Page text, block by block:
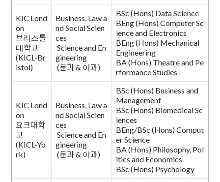
KIC Lond
on
브리스톨
대학교
(KICL-Br
istol)
Business, Law a
nd Social Scien
ces
Science and En
gineering
(문과 & 이과)
BSc (Hons) Data Science
BEng (Hons) Computer Sc
ience and Electronics
BEng (Hons) Mechanical
Engineering
BA (Hons) Theatre and Pe
rformance Studies
KIC Lond
on
요크대학
교
(KICL-Yo
rk)
Business, Law a
nd Social Scien
ces
Science and En
gineering
(문과 & 이과)
BSc (Hons) Business and
Management
BSc (Hons) Biomedical Sc
iences
BEng/BSc (Hons) Comput
er Science
BA (Hons) Philosophy, Pol
itics and Economics
BSc (Hons) Psychology